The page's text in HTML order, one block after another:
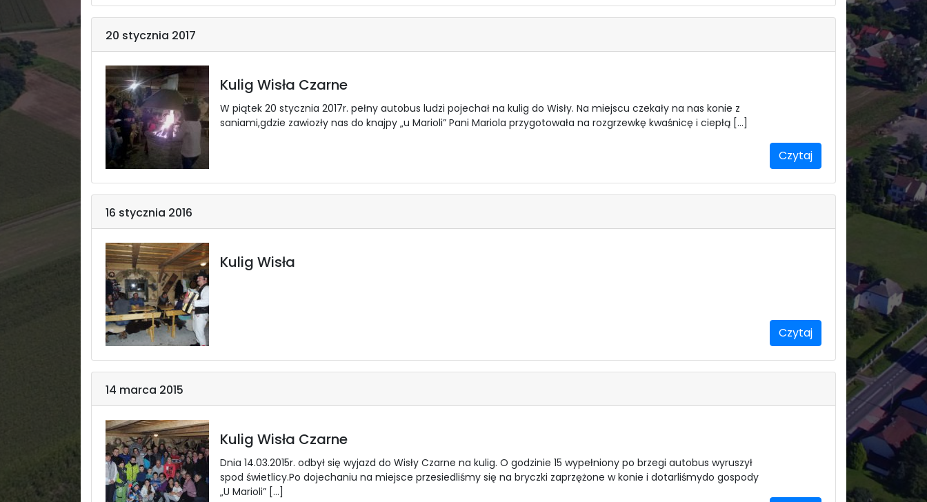
20 stycznia 2017
Kulig Wisła Czarne
W piątek 20 stycznia 2017r. pełny autobus ludzi pojechał na kulig do Wisły. Na miejscu czekały na nas konie z
saniami,gdzie zawiozły nas do knajpy „u Marioli” Pani Mariola przygotowała na rozgrzewkę kwaśnicę i ciepłą […]
Czytaj
16 stycznia 2016
Kulig Wisła
Czytaj
14 marca 2015
Kulig Wisła Czarne
Dnia 14.03.2015r. odbył się wyjazd do Wisły Czarne na kulig. O godzinie 15 wypełniony po brzegi autobus wyruszył
spod świetlicy.Po dojechaniu na miejsce przesiedliśmy się na bryczki zaprzężone w konie i dotarliśmydo gospody
„U Marioli” […]